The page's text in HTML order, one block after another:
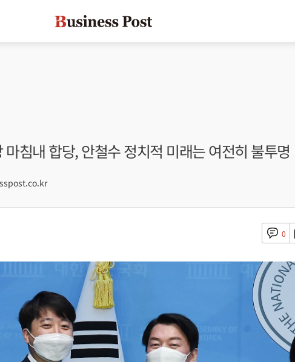
침내 합당, 안철수 정치적 미래는 여전히 불투명
0